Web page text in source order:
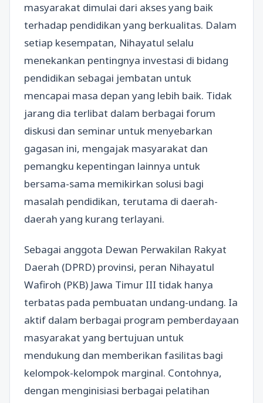
masyarakat dimulai dari akses yang baik
terhadap pendidikan yang berkualitas. Dalam
setiap kesempatan, Nihayatul selalu
menekankan pentingnya investasi di bidang
pendidikan sebagai jembatan untuk
mencapai masa depan yang lebih baik. Tidak
jarang dia terlibat dalam berbagai forum
diskusi dan seminar untuk menyebarkan
gagasan ini, mengajak masyarakat dan
pemangku kepentingan lainnya untuk
bersama-sama memikirkan solusi bagi
masalah pendidikan, terutama di daerah-
daerah yang kurang terlayani.
Sebagai anggota Dewan Perwakilan Rakyat
Daerah (DPRD) provinsi, peran Nihayatul
Wafiroh (PKB) Jawa Timur III tidak hanya
terbatas pada pembuatan undang-undang. Ia
aktif dalam berbagai program pemberdayaan
masyarakat yang bertujuan untuk
mendukung dan memberikan fasilitas bagi
kelompok-kelompok marginal. Contohnya,
dengan menginisiasi berbagai pelatihan